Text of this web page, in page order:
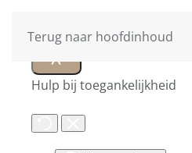
Hulp bij toegankelijkheid
Terug naar hoofdinhoud